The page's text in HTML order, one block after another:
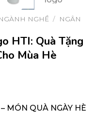
NGHỀ /
NGÂN
HTI: Quà Tặng
Mùa Hè
MÓN QUÀ NGÀY HÈ